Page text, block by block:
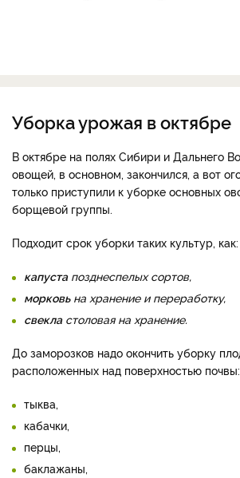
Уборка урожая в октябре
В октябре на полях Сибири и Дальнего
овощей, в основном, закончился, а вот
только приступили к уборке основных
борщевой группы.
Подходит срок уборки таких культур, как:
капустапозднеспелых сортов,
морковьна хранение и переработку,
свекластоловая на хранение.
До заморозков надо окончить уборку
расположенных над поверхностью почвы:
тыква,
кабачки,
перцы,
баклажаны,